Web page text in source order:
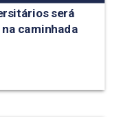
será
caminhada